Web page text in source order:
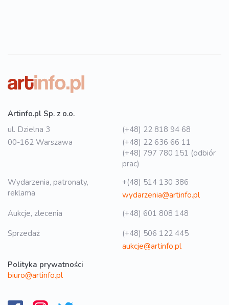
Artinfo.pl Sp. z o.o.
ul. Dzielna 3
00-162 Warszawa
(+48) 22 818 94 68
(+48) 22 636 66 11
(+48) 797 780 151 (odbiór
prac)
Wydarzenia, patronaty,
reklama
+(48) 514 130 386
wydarzenia@artinfo.pl
Aukcje, zlecenia
(+48) 601 808 148
Sprzedaż
(+48) 506 122 445
aukcje@artinfo.pl
Polityka prywatności
biuro@artinfo.pl